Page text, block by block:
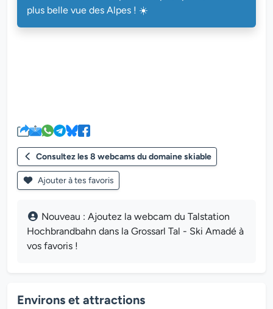
plus belle vue des Alpes ! ☀️
Consultez les 8 webcams du domaine skiable
Ajouter à tes favoris
Nouveau : Ajoutez la webcam du Talstation
Hochbrandbahn dans la Grossarl Tal - Ski Amadé à
vos favoris !
Environs et attractions